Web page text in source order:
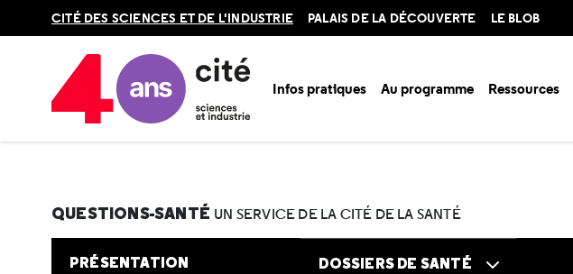
en
CITÉ DES SCIENCES ET DE L'INDUSTRIE PALAIS DE LA DÉCOUVERTE LE BLOB
Infos pratiques Au programme Ressources
Accueil Au programme
QUESTIONS-SANTÉ UN SERVICE DE LA CITÉ DE LA SANTÉ
PRÉSENTATION DOSSIERS DE SANTÉ